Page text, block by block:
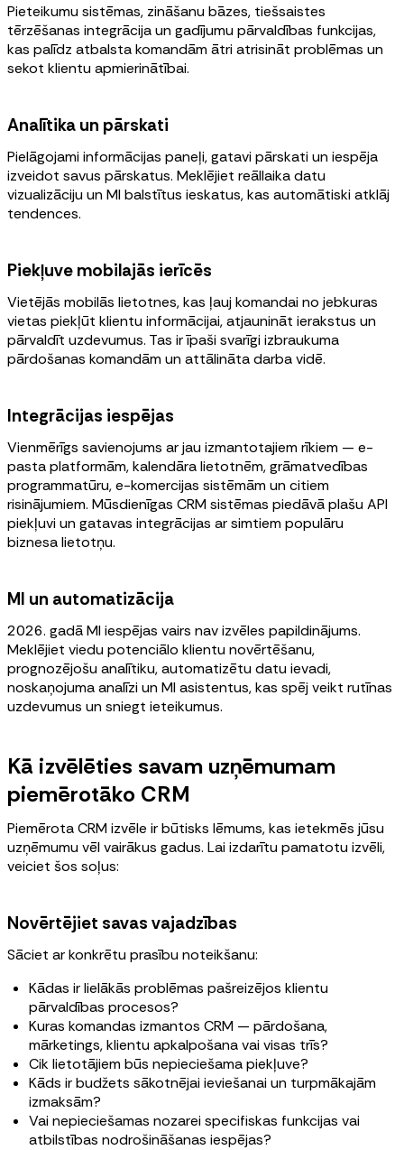
Pieteikumu sistēmas, zināšanu bāzes, tiešsaistes
tērzēšanas integrācija un gadījumu pārvaldības funkcijas,
kas palīdz atbalsta komandām ātri atrisināt problēmas un
sekot klientu apmierinātībai.
Analītika un pārskati
Pielāgojami informācijas paneļi, gatavi pārskati un iespēja
izveidot savus pārskatus. Meklējiet reāllaika datu
vizualizāciju un MI balstītus ieskatus, kas automātiski atklāj
tendences.
Piekļuve mobilajās ierīcēs
Vietējās mobilās lietotnes, kas ļauj komandai no jebkuras
vietas piekļūt klientu informācijai, atjaunināt ierakstus un
pārvaldīt uzdevumus. Tas ir īpaši svarīgi izbraukuma
pārdošanas komandām un attālināta darba vidē.
Integrācijas iespējas
Vienmērīgs savienojums ar jau izmantotajiem rīkiem — e-
pasta platformām, kalendāra lietotnēm, grāmatvedības
programmatūru, e-komercijas sistēmām un citiem
risinājumiem. Mūsdienīgas CRM sistēmas piedāvā plašu API
piekļuvi un gatavas integrācijas ar simtiem populāru
biznesa lietotņu.
MI un automatizācija
2026. gadā MI iespējas vairs nav izvēles papildinājums.
Meklējiet viedu potenciālo klientu novērtēšanu,
prognozējošu analītiku, automatizētu datu ievadi,
noskaņojuma analīzi un MI asistentus, kas spēj veikt rutīnas
uzdevumus un sniegt ieteikumus.
Kā izvēlēties savam uzņēmumam
piemērotāko CRM
Piemērota CRM izvēle ir būtisks lēmums, kas ietekmēs jūsu
uzņēmumu vēl vairākus gadus. Lai izdarītu pamatotu izvēli,
veiciet šos soļus:
Novērtējiet savas vajadzības
Sāciet ar konkrētu prasību noteikšanu:
Kādas ir lielākās problēmas pašreizējos klientu
pārvaldības procesos?
Kuras komandas izmantos CRM — pārdošana,
mārketings, klientu apkalpošana vai visas trīs?
Cik lietotājiem būs nepieciešama piekļuve?
Kāds ir budžets sākotnējai ieviešanai un turpmākajām
izmaksām?
Vai nepieciešamas nozarei specifiskas funkcijas vai
atbilstības nodrošināšanas iespējas?